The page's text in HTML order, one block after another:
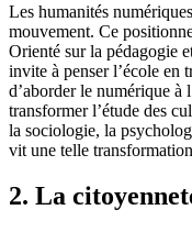
Les humanités
mouvement. Ce
Orienté sur la pédagogie
invite à penser l’école en
d’aborder le numérique à
transformer l’étude des
la sociologie, la
vit une telle
2. La